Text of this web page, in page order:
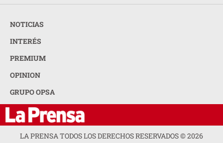
NOTICIAS
INTERÉS
PREMIUM
OPINION
GRUPO OPSA
LA PRENSA TODOS LOS DERECHOS RESERVADOS ©2026